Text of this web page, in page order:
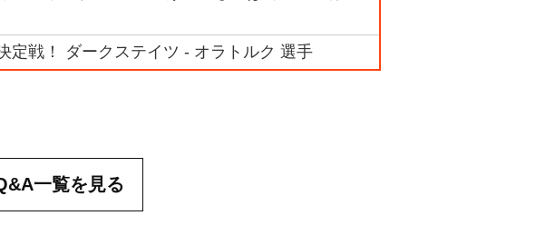
定戦！ ダークステイツ - オラトルク 選手
一覧を見る